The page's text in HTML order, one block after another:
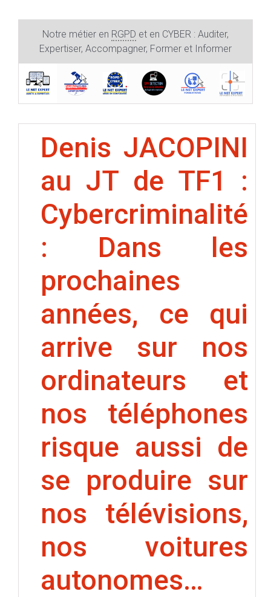
Notre métier en RGPD et en CYBER : Auditer,
Expertiser, Accompagner, Former et Informer
Denis JACOPINI
au JT de TF1 :
Cybercriminalité
: Dans les
prochaines
années, ce qui
arrive sur nos
ordinateurs et
nos téléphones
risque aussi de
se produire sur
nos télévisions,
nos voitures
autonomes…